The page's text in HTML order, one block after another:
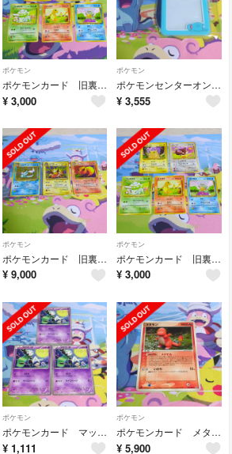
ポケモン
ポケモンカード 旧裏 御三家 ピカチュウ イーブイ セット
¥ 3,000
ポケモン
ポケモンセンターオンライン A賞 ヌオーアクリルカードケース
¥ 3,555
ポケモン
ポケモンカード 旧裏 シャワーズ★ サンダース★ ブースター★ セット
¥ 9,000
ポケモン
ポケモンカード 旧裏 御三家 ピカチュウ イーブイ セット
¥ 3,000
ポケモン
ポケモンカード マックプロモ メロエッタ３枚セット
¥ 1,111
ポケモン
ポケモンカード メタモン メタモる ヒトカゲ
¥ 5,900